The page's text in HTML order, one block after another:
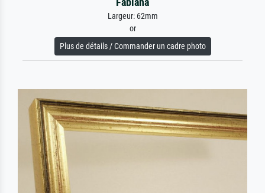
Largeur: 62mm
or
Plus de détails / Commander un cadre photo